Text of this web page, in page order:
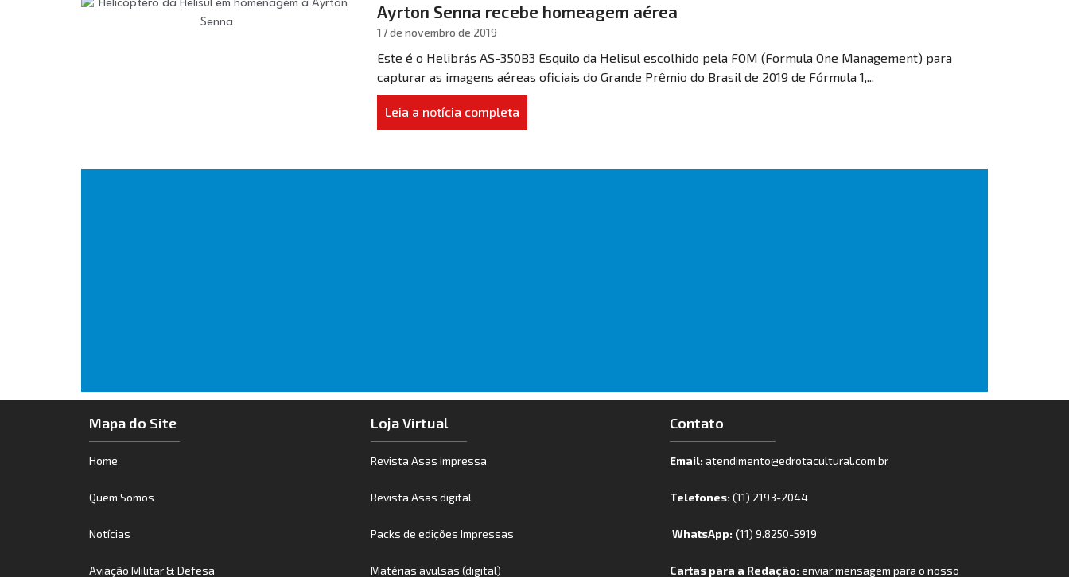
Ayrton Senna recebe homeagem aérea
17 de novembro de 2019
Este é o Helibrás AS-350B3 Esquilo da Helisul escolhido pela FOM (Formula One Management) para
capturar as imagens aéreas oficiais do Grande Prêmio do Brasil de 2019 de Fórmula 1,...
Leia a notícia completa
Mapa do Site
Home
Quem Somos
Notícias
Aviação Militar & Defesa
Loja Virtual
Revista Asas impressa
Revista Asas digital
Packs de edições Impressas
Matérias avulsas (digital)
Contato
Email:atendimento@edrotacultural.com.br
Telefones:(11) 2193-2044
WhatsApp: (11) 9.8250-5919
Cartas para a Redação:enviar mensagem para o nosso